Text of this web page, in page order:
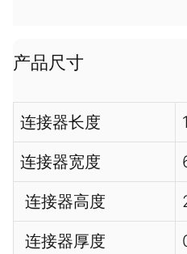
产品尺寸
连接器长度
连接器宽度
连接器高度
连接器厚度